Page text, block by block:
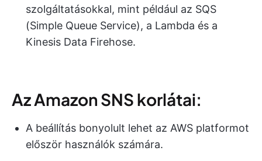
szolgáltatásokkal, mint például az SQS
(Simple Queue Service), a Lambda és a
Kinesis Data Firehose.
Az Amazon SNS korlátai:
A beállítás bonyolult lehet az AWS platformot
először használók számára.